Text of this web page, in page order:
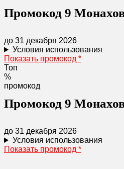
Промокод 9
до 31 декабря 2026
Условия использования
Показать промокод *
Топ
%
промокод
Промокод 9
до 31 декабря 2026
Условия использования
Показать промокод *